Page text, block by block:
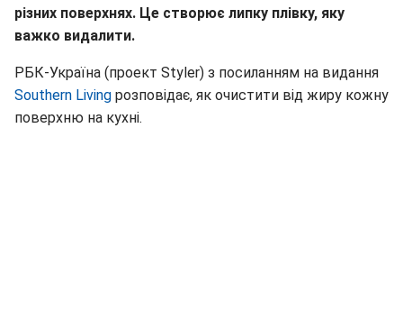
різних поверхнях. Це створює липку плівку, яку
важко видалити.
РБК-Україна (проект Styler) з посиланням на видання
Southern Living розповідає, як очистити від жиру кожну
поверхню на кухні.